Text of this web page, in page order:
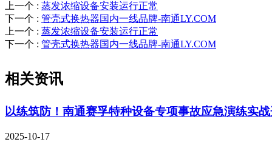
上一个 : 蒸发浓缩设备安装运行正常
下一个 : 管壳式换热器国内一线品牌-南通LY.COM
上一个 : 蒸发浓缩设备安装运行正常
下一个 : 管壳式换热器国内一线品牌-南通LY.COM
相关资讯
以练筑防！南通赛孚特种设备专项事故应急演练实
2025-10-17